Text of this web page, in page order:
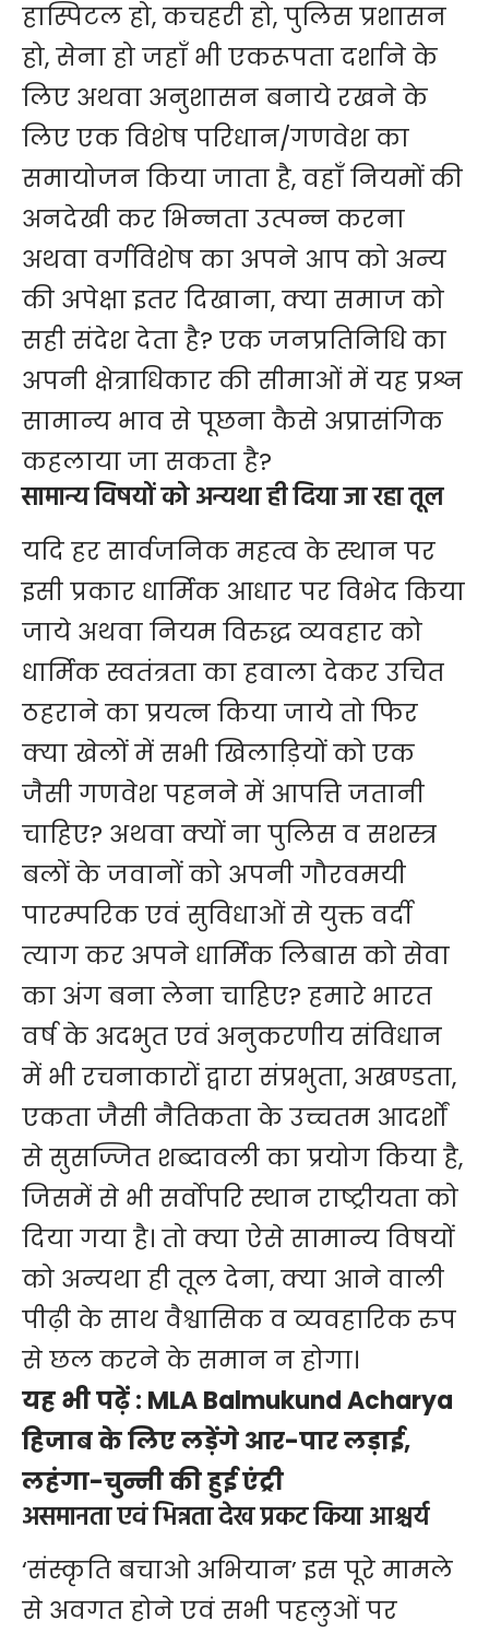
हास्पिटल हो, कचहरी हो, पुलिस प्रशासन
हो, सेना हो जहाँ भी एकरूपता दर्शाने के
लिए अथवा अनुशासन बनाये रखने के
लिए एक विशेष परिधान/गणवेश का
समायोजन किया जाता है, वहाँ नियमों की
अनदेखी कर भिन्नता उत्पन्न करना
अथवा वर्गविशेष का अपने आप को अन्य
की अपेक्षा इतर दिखाना, क्या समाज को
सही संदेश देता है? एक जनप्रतिनिधि का
अपनी क्षेत्राधिकार की सीमाओं में यह प्रश्न
सामान्य भाव से पूछना कैसे अप्रासंगिक
कहलाया जा सकता है?
सामान्य विषयों को अन्यथा ही दिया जा रहा तूल
यदि हर सार्वजनिक महत्व के स्थान पर
इसी प्रकार धार्मिक आधार पर विभेद किया
जाये अथवा नियम विरुद्ध व्यवहार को
धार्मिक स्वतंत्रता का हवाला देकर उचित
ठहराने का प्रयत्न किया जाये तो फिर
क्या खेलों में सभी खिलाड़ियों को एक
जैसी गणवेश पहनने में आपत्ति जतानी
चाहिए? अथवा क्यों ना पुलिस व सशस्त्र
बलों के जवानों को अपनी गौरवमयी
पारम्परिक एवं सुविधाओं से युक्त वर्दी
त्याग कर अपने धार्मिक लिबास को सेवा
का अंग बना लेना चाहिए? हमारे भारत
वर्ष के अदभुत एवं अनुकरणीय संविधान
में भी रचनाकारों द्वारा संप्रभुता, अखण्डता,
एकता जैसी नैतिकता के उच्चतम आदर्शों
से सुसज्जित शब्दावली का प्रयोग किया है,
जिसमें से भी सर्वोपरि स्थान राष्ट्रीयता को
दिया गया है। ‌तो क्या ऐसे सामान्य विषयों
को अन्यथा ही तूल देना, क्या आने वाली
पीढ़ी के साथ वैश्वासिक व व्यवहारिक रुप
से छल करने के समान न होगा।
यह भी पढ़ें : MLA Balmukund Acharya
हिजाब के लिए लड़ेंगे आर-पार लड़ाई,
लहंगा-चुन्नी की हुई एंट्री
असमानता एवं भिन्नता देख प्रकट किया आश्चर्य
‘संस्कृति बचाओ अभियान’ इस पूरे मामले
से अवगत होने एवं सभी पहलुओं पर